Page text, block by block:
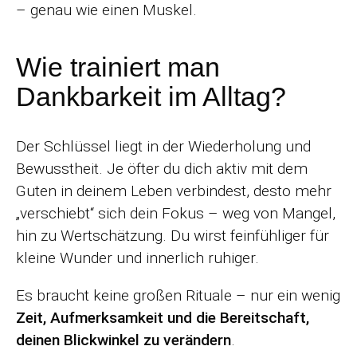
– genau wie einen Muskel.
Wie trainiert man
Dankbarkeit im Alltag?
Der Schlüssel liegt in der Wiederholung und
Bewusstheit. Je öfter du dich aktiv mit dem
Guten in deinem Leben verbindest, desto mehr
„verschiebt“ sich dein Fokus – weg von Mangel,
hin zu Wertschätzung. Du wirst feinfühliger für
kleine Wunder und innerlich ruhiger.
Es braucht keine großen Rituale – nur ein wenig
Zeit, Aufmerksamkeit und die Bereitschaft,
deinen Blickwinkel zu verändern.